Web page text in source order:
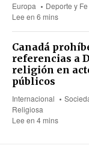
Europa
Deporte y Fe
Lee en 6 mins
Canadá
referencias a
religión en
públicos
Internacional
Religiosa
Lee en 4 mins